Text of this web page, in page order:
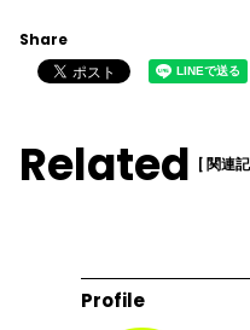
Share
Related [ 関連
Profile